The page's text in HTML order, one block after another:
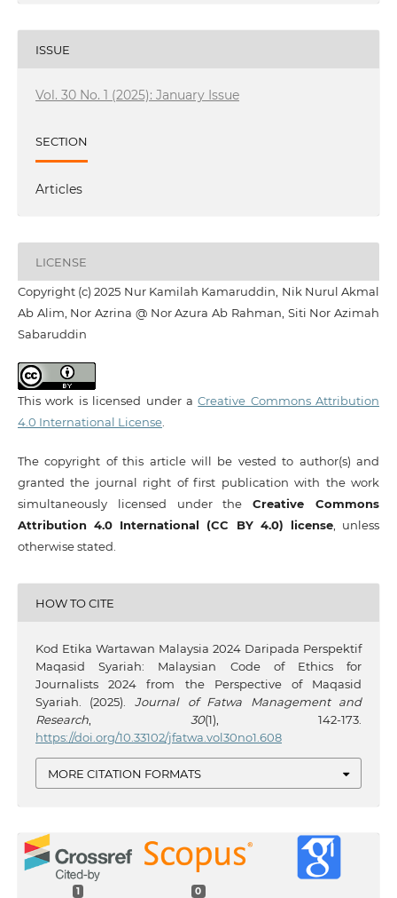
ISSUE
Vol. 30 No. 1 (2025): January Issue
SECTION
Articles
LICENSE
Copyright (c) 2025 Nur Kamilah Kamaruddin, Nik Nurul Akmal
Ab Alim, Nor Azrina @ Nor Azura Ab Rahman, Siti Nor Azimah
Sabaruddin
This work is licensed under aCreative Commons Attribution
4.0 International License.
The copyright of this article will be vested to author(s) and
granted the journal right of first publication with the work
simultaneously licensed under theCreative Commons
Attribution 4.0 International (CC BY 4.0) license, unless
otherwise stated.
HOW TO CITE
Kod Etika Wartawan Malaysia 2024 Daripada Perspektif
Maqasid Syariah: Malaysian Code of Ethics for
Journalists 2024 from the Perspective of Maqasid
Syariah. (2025). Journal of Fatwa Management and
Research, 30(1), 142-173.
https://doi.org/10.33102/jfatwa.vol30no1.608
MORE CITATION FORMATS
1 0